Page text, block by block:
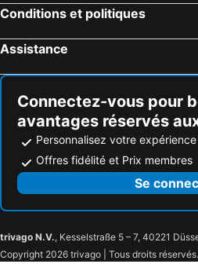
Conditions et politiques
Assistance
Connectez-vous pour
avantages réservés
Personnalisez votre expérience
Offres fidélité et Prix membres
Se
trivago N.V., Kesselstraße 5 – 7, 40221
Copyright 2026 trivago | Tous droits réservés.